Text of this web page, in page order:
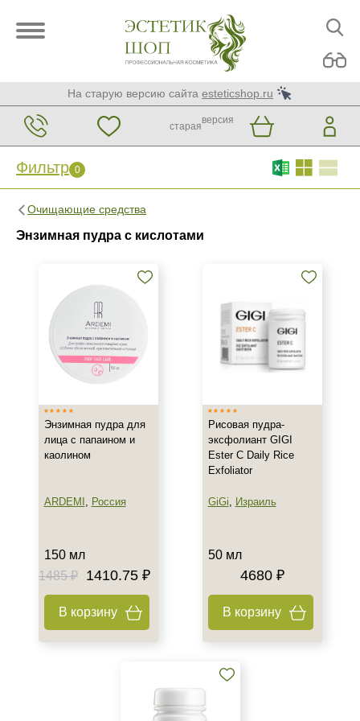
На старую версию сайта esteticshop.ru
старая
версия
Фильтр 0
Очищающие средства
Энзимная пудра с кислотами
Фильтр 0
Страна
Израиль
Россия
Тип товара
Пилинг
Пудра
Показать еще
Энзимная пудра для
лица с папаином и
каолином
ARDEMI , Россия
150 мл
1485 ₽
1410.75 ₽
В корзину
Рисовая пудра-
эксфолиант GIGI
Ester C Daily Rice
Exfoliator
GiGi, Израиль
50 мл
4680 ₽
В корзину